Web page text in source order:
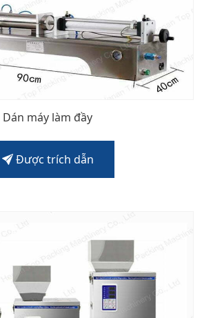
Dán máy làm đầy
Được trích dẫn